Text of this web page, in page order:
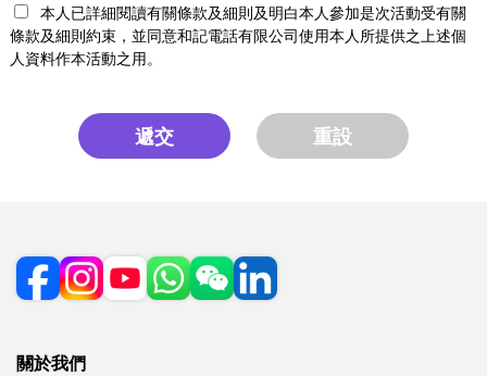
本人已詳細閱讀有關條款及細則及明白本人參加是次活動受有關
條款及細則約束，並同意和記電話有限公司使用本人所提供之上述個
人資料作本活動之用。
遞交 重設
關於我們